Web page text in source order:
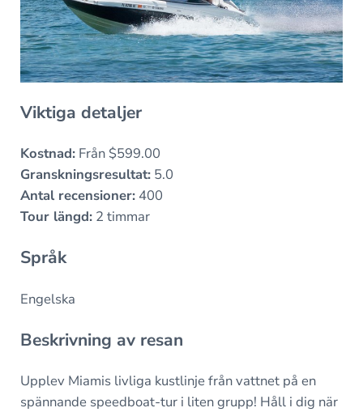
Viktiga detaljer
Kostnad:Från $599.00
Granskningsresultat:5.0
Antal recensioner:400
Tour längd:2 timmar
Språk
Engelska
Beskrivning av resan
Upplev Miamis livliga kustlinje från vattnet på en
spännande speedboat-tur i liten grupp! Håll i dig när